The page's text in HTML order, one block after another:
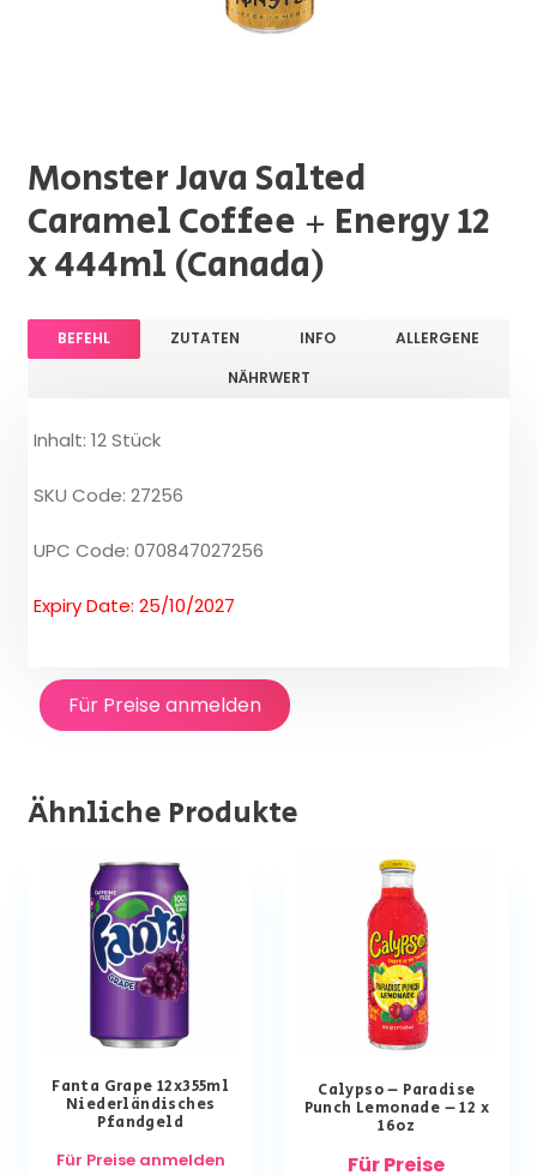
Monster Java Salted
Caramel Coffee + Energy 12
x 444ml (Canada)
BEFEHL ZUTATEN INFO
ALLERGENE
NÄHRWERT
Inhalt: 12 Stück
SKU Code: 27256
UPC Code: 070847027256
Expiry Date: 25/10/2027
Für Preise anmelden
Ähnliche Produkte
Fanta Grape 12x355ml
Niederländisches
Pfandgeld
Für Preise anmelden
Calypso – Paradise
Punch Lemonade – 12 x
16oz
Für Preise